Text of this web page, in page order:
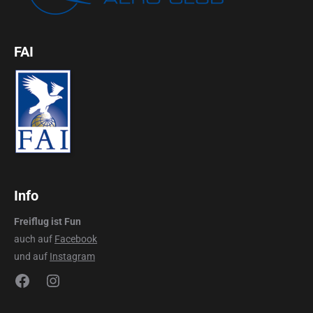
FAI
Info
Freiflug ist Fun
auch auf Facebook
und auf Instagram
FacebookInstagram